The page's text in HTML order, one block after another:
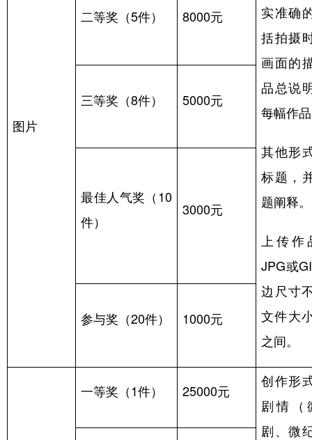
图片
实准确
括拍摄
画面的
品总说
每幅作
其他形
标题，
题阐释。
上传
JPG或
边尺寸
文件大
之间。
二等奖（5件） 8000元
三等奖（8件） 5000元
最佳人气奖（10
件）
3000元
参与奖（20件） 1000元
一等奖（1件） 25000元
创作形
剧情（
剧、微